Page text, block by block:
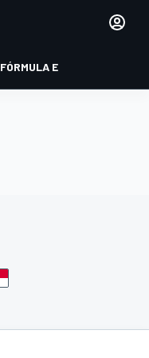
FÓRMULA E